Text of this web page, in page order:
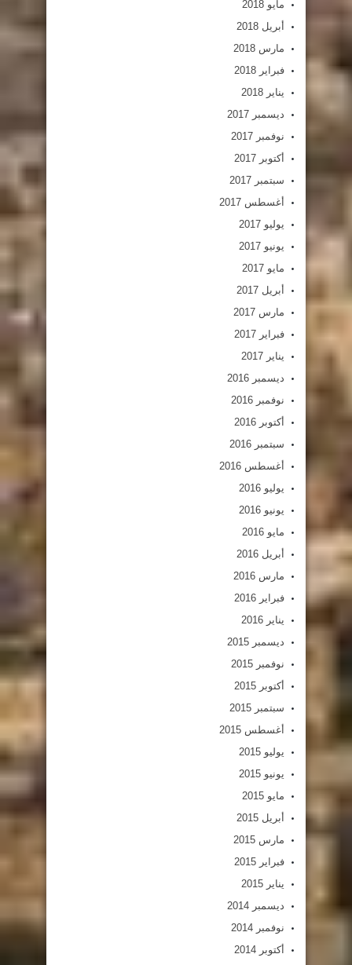
مايو 2018
أبريل 2018
مارس 2018
فبراير 2018
يناير 2018
ديسمبر 2017
نوفمبر 2017
أكتوبر 2017
سبتمبر 2017
أغسطس 2017
يوليو 2017
يونيو 2017
مايو 2017
أبريل 2017
مارس 2017
فبراير 2017
يناير 2017
ديسمبر 2016
نوفمبر 2016
أكتوبر 2016
سبتمبر 2016
أغسطس 2016
يوليو 2016
يونيو 2016
مايو 2016
أبريل 2016
مارس 2016
فبراير 2016
يناير 2016
ديسمبر 2015
نوفمبر 2015
أكتوبر 2015
سبتمبر 2015
أغسطس 2015
يوليو 2015
يونيو 2015
مايو 2015
أبريل 2015
مارس 2015
فبراير 2015
يناير 2015
ديسمبر 2014
نوفمبر 2014
أكتوبر 2014